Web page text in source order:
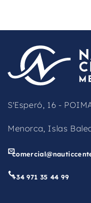
blank
S'Esperó, 16 -
Menorca, Islas
+34 971 35 44 99